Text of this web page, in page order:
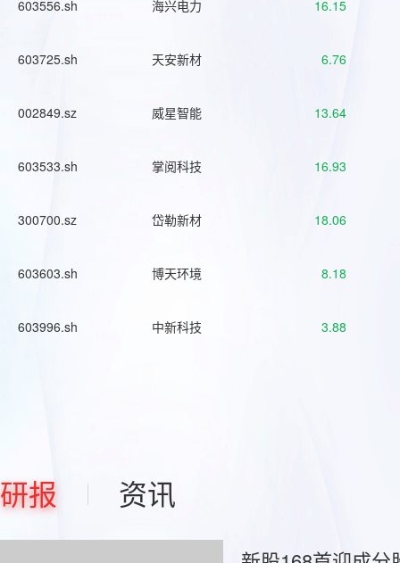
603556.sh 海兴电力 16.15
603725.sh 天安新材 6.76
002849.sz 威星智能 13.64
603533.sh 掌阅科技 16.93
300700.sz 岱勒新材 18.06
603603.sh 博天环境 8.18
603996.sh 中新科技 3.88
研报 资讯